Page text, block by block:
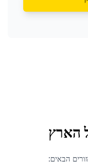
הארץ
הבאים: